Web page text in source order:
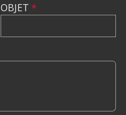
OBJET *